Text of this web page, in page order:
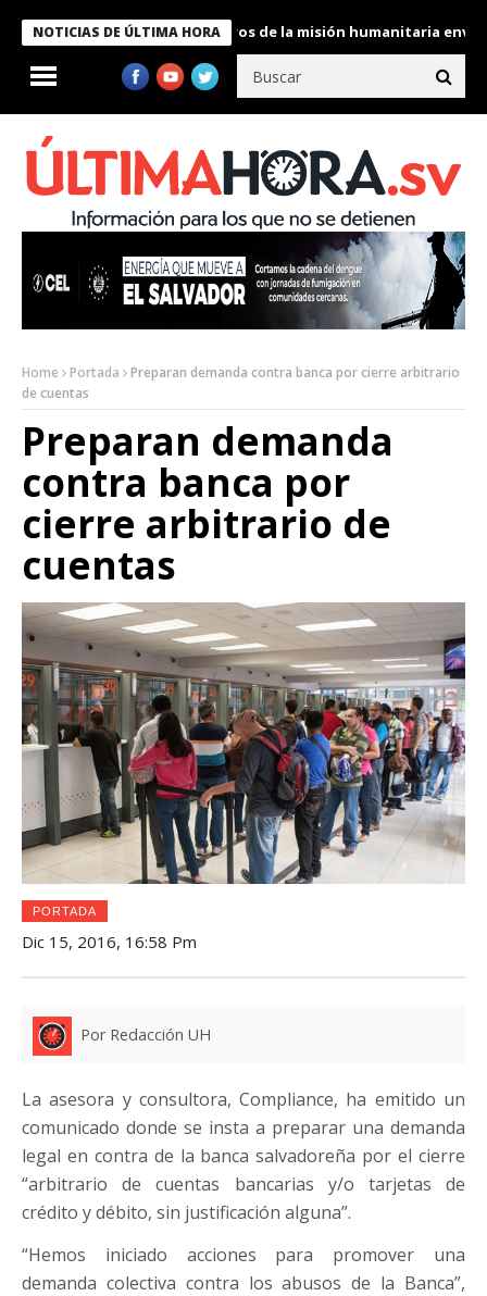
NOTICIAS DE ÚLTIMA HORA
condecora a miembros de la misión humanitaria enviada a
Home Portada
Preparan demanda contra banca por cierre arbitrario
de cuentas
Preparan demanda
contra banca por
cierre arbitrario de
cuentas
PORTADA
Dic 15, 2016, 16:58 Pm
Por Redacción UH
La asesora y consultora, Compliance, ha emitido un
comunicado donde se insta a preparar una demanda
legal en contra de la banca salvadoreña por el cierre
“arbitrario de cuentas bancarias y/o tarjetas de
crédito y débito, sin justificación alguna”.
“Hemos iniciado acciones para promover una
demanda colectiva contra los abusos de la Banca”,